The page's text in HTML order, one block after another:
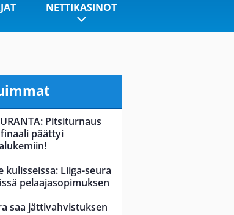
NETTIKASINOT
Pitsiturnaus
finaali päättyi
kulisseissa: Liiga-seura
pelaajasopimuksen
saa jättivahvistuksen